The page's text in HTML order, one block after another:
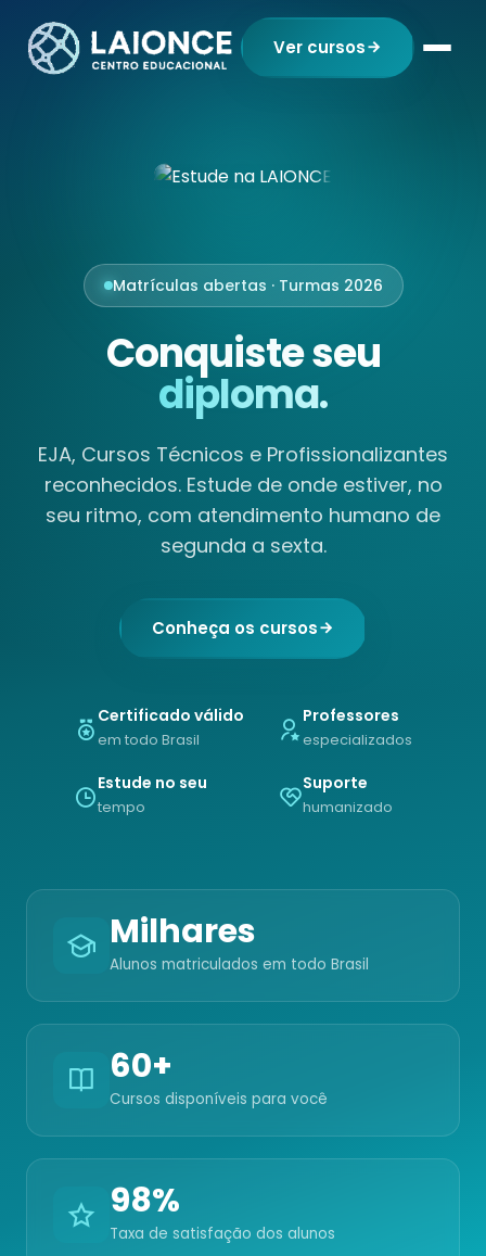
Ver cursos
Matrículas abertas · Turmas 2026
Conquiste seu
diploma.
EJA, Cursos Técnicos e Profissionalizantes
reconhecidos. Estude de onde estiver, no
seu ritmo, com atendimento humano de
segunda a sexta.
Conheça os cursos
Certificado válido
em todo Brasil
Professores
especializados
Estude no seu
tempo
Suporte
humanizado
Milhares
Alunos matriculados em todo Brasil
60+
Cursos disponíveis para você
98%
Taxa de satisfação dos alunos